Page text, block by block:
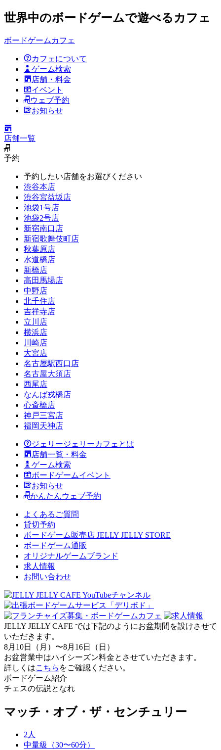
世界中のボードゲームで遊べるカフェ
ボードゲームカフェ
カフェについて
ゲーム検索
店舗・料金
イベント
ウェブ予約
お知らせ
店舗一覧
予約
予約したい店舗をお選びください
渋谷本店
渋谷宮益坂店
池袋1号店
池袋2号店
新宿南口店
新宿歌舞伎町店
秋葉原店
水道橋店
新橋店
高田馬場店
中野店
北千住店
吉祥寺店
立川店
横浜店
川崎店
大宮店
名古屋駅西口店
名古屋大須店
西尾店
なんば戎橋店
心斎橋店
神戸三宮店
福岡天神店
ジェリージェリーカフェとは
店舗一覧・料金
ゲーム検索
ボードゲームイベント
お知らせ
かんたんウェブ予約
よくあるご質問
貸切予約
ボードゲーム販売店 JELLY JELLY STORE
ボードゲーム通販
オリジナルゲームブランド
求人情報
お問い合わせ
JELLY JELLY CAFE では下記のようにお盆期間を設けさせて
いただきます。
8月10日（月）〜8月16日（日）
お盆営業中はハイシーズン料金とさせていただきます。
詳しくはこちら をご確認ください。
ボードゲーム紹介
チェスの伝説となれ
マッチ・オブ・ザ・センチュリー
2人
中量級（30〜60分）